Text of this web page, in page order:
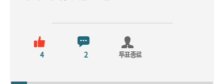
4 2 투표종료